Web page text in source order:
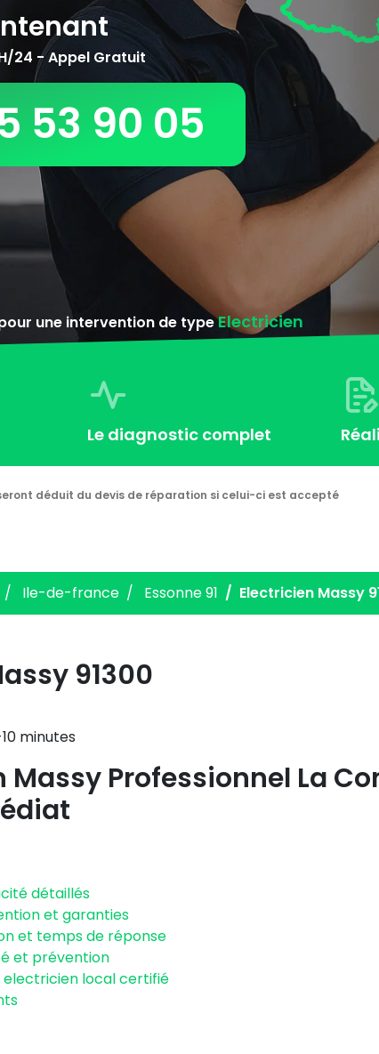
24 - Appel Gratuit
53 90 05
une intervention de typeElectricien
Le diagnostic complet
déduit du devis de réparation si celui-ci est accepté
Ile-de-france Essonne 91 Electricien Massy
91300
minutes
Massy Professionnel La
détaillés
et garanties
et temps de réponse
et prévention
electricien local certifié